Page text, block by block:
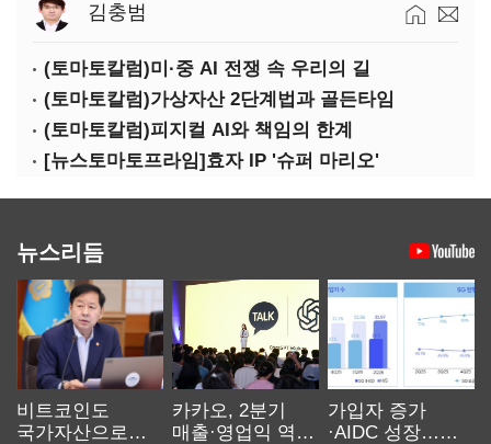
김충범
(토마토칼럼)미·중 AI 전쟁 속 우리의 길
(토마토칼럼)가상자산 2단계법과 골든타임
(토마토칼럼)피지컬 AI와 책임의 한계
[뉴스토마토프라임]효자 IP '슈퍼 마리오'
뉴스리듬
비트코인도
국가자산으로…'
카카오, 2분기
매출·영업익 역대
가입자 증가
·AIDC 성장…